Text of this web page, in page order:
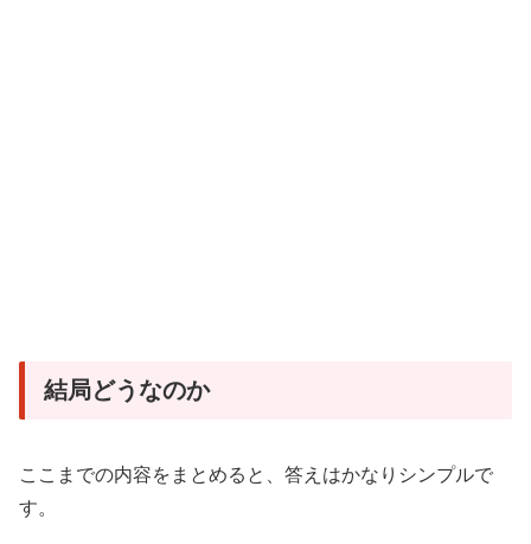
結局どうなのか
ここまでの内容をまとめると、答えはかなりシンプルで
す。